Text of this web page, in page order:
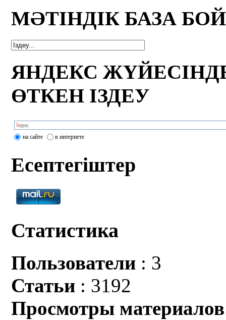
МӘТІНДІК БАЗА
ЯНДЕКС
ӨТКЕН ІЗДЕУ
на сайте в интернете
Есептегіштер
Статистика
Пользователи : 3
Статьи : 3192
Просмотры материалов